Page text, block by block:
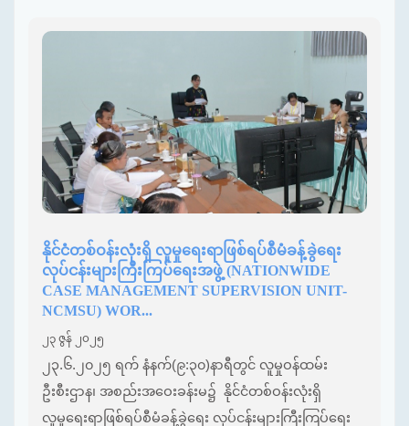
နိုင်ငံတစ်ဝန်းလုံးရှိ လူမှုရေးရာဖြစ်ရပ်စီမံခန့်ခွဲရေး
လုပ်ငန်းများကြီးကြပ်ရေးအဖွဲ့ (NATIONWIDE
CASE MANAGEMENT SUPERVISION UNIT-
NCMSU) WOR...
၂၃ ဇွန် ၂၀၂၅
၂၃.၆.၂၀၂၅ ရက် နံနက်(၉:၃၀)နာရီတွင် လူမှုဝန်ထမ်း
ဦးစီးဌာန၊ အစည်းအဝေးခန်းမ၌ နိုင်ငံတစ်ဝန်းလုံးရှိ
လူမှုရေးရာဖြစ်ရပ်စီမံခန့်ခွဲရေး လုပ်ငန်းများကြီးကြပ်ရေး